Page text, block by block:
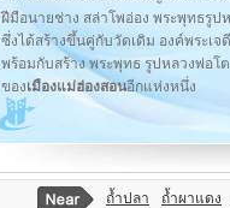
ฝีมือนายช่าง สล่าโพอ่อง พระพุทธรูป
ซึ่งได้สร้างขึ้นคู่กับวัดเดิม องค์พระเ
พร้อมกับสร้าง พระพุทธ รูปหลวงพ่อโ
ของเมืองแม่ฮ่องสอนอีกแห่งหนึ่ง
ถ้ำปลา ถ้ำผาแดง